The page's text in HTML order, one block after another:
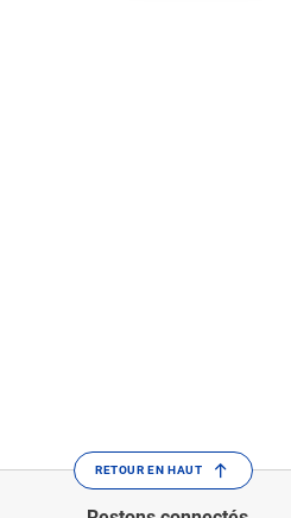
RETOUR EN HAUT